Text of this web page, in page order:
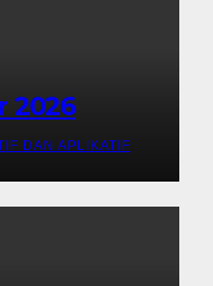
2026
DAN APLIKATIF